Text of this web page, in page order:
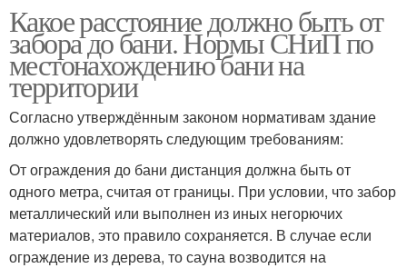
Какое расстояние должно быть от
забора до бани. Нормы СНиП по
местонахождению бани на
территории
Согласно утверждённым законом нормативам здание
должно удовлетворять следующим требованиям:
От ограждения до бани дистанция должна быть от
одного метра, считая от границы. При условии, что забор
металлический или выполнен из иных негорючих
материалов, это правило сохраняется. В случае если
ограждение из дерева, то сауна возводится на